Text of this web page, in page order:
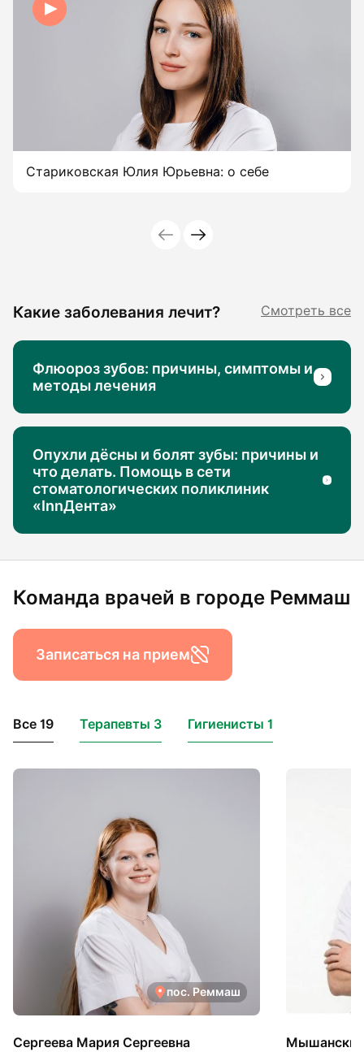
Стариковская Юлия Юрьевна: о себе
Какие заболевания лечит? Смотреть все
Флюороз зубов: причины, симптомы и
методы лечения
Опухли дёсны и болят зубы: причины и
что делать. Помощь в сети
стоматологических поликлиник
«InnДента»
Команда врачей в городе Реммаш
Записаться на прием
Все 19 Терапевты 3 Гигиенисты 1
пос. Реммаш
Сергеева Мария Сергеевна
Мышанский